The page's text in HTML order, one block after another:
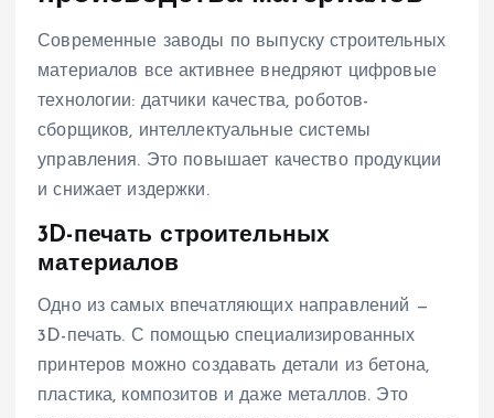
Современные заводы по выпуску строительных
материалов все активнее внедряют цифровые
технологии: датчики качества, роботов-
сборщиков, интеллектуальные системы
управления. Это повышает качество продукции
и снижает издержки.
3D-печать строительных
материалов
Одно из самых впечатляющих направлений —
3D-печать. С помощью специализированных
принтеров можно создавать детали из бетона,
пластика, композитов и даже металлов. Это